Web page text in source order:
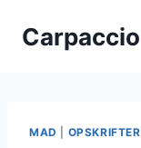
Carpaccio
MAD OPSKRIFTER